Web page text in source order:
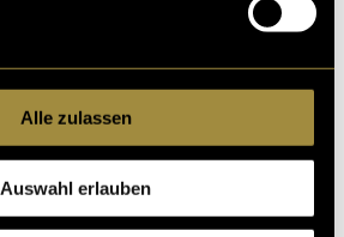
Alle zulassen
Auswahl erlauben